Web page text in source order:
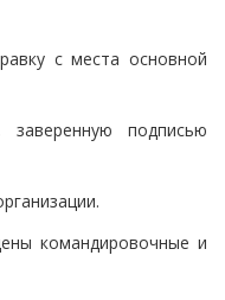
с места основной
подписью
командировочные и